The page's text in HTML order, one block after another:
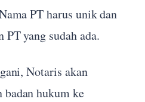
PT harus unik dan
PT yang sudah ada.
Notaris akan
badan hukum ke